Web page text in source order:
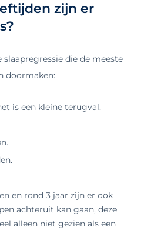
zijn er
die de meeste
doormaken:
is een kleine terugval.
en rond 3 jaar zijn er ook
achteruit kan gaan, deze
alleen niet gezien als een